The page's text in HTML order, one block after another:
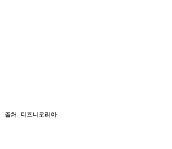
출처: 디즈니코리아